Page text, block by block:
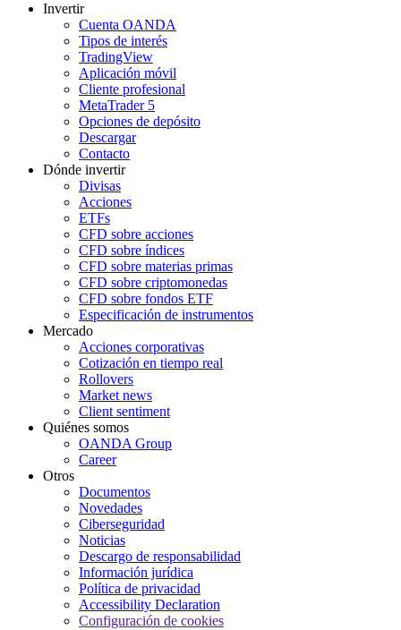
Invertir
Cuenta OANDA
Tipos de interés
TradingView
Aplicación móvil
Cliente profesional
MetaTrader 5
Opciones de depósito
Descargar
Contacto
Dónde invertir
Divisas
Acciones
ETFs
CFD sobre acciones
CFD sobre índices
CFD sobre materias primas
CFD sobre criptomonedas
CFD sobre fondos ETF
Especificación de instrumentos
Mercado
Acciones corporativas
Cotización en tiempo real
Rollovers
Market news
Client sentiment
Quiénes somos
OANDA Group
Career
Otros
Documentos
Novedades
Ciberseguridad
Noticias
Descargo de responsabilidad
Información jurídica
Política de privacidad
Accessibility Declaration
Configuración de cookies